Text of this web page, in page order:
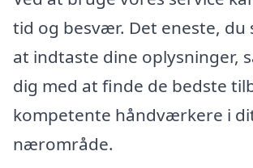
tid og besvær. Det eneste, du
at indtaste dine oplysninger,
dig med at finde de bedste
kompetente håndværkere i
nærområde.